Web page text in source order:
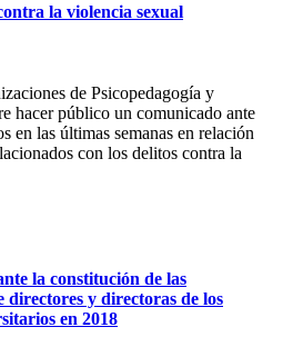
la violencia sexual
de Psicopedagogía y
hacer público un comunicado ante
en las últimas semanas en relación
con los delitos contra la
la constitución de las
directores y directoras de los
en 2018